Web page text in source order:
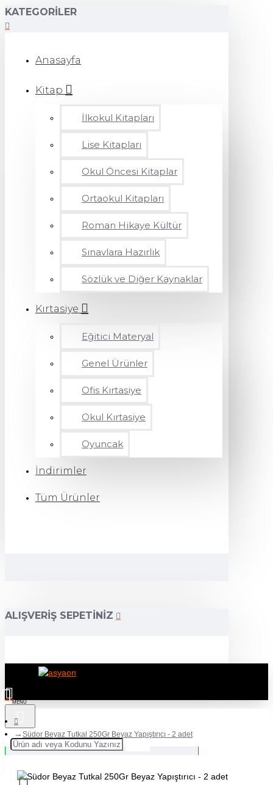
KATEGORILER
Anasayfa
Kitap
İlkokul Kitapları
Lise Kitapları
Okul Öncesi Kitaplar
Ortaokul Kitapları
Roman Hikaye Kültür
Sınavlara Hazırlık
Sözlük ve Diğer Kaynaklar
Kırtasiye
Eğitici Materyal
Genel Ürünler
Ofis Kırtasiye
Okul Kırtasiye
Oyuncak
İndirimler
Tüm Ürünler
ALIŞVERIŞ SEPETINIZ
Südor Beyaz Tutkal 250Gr Beyaz Yapıştırıcı - 2 adet